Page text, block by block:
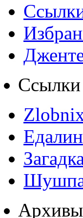
Ссылки
Едалин
Архивы